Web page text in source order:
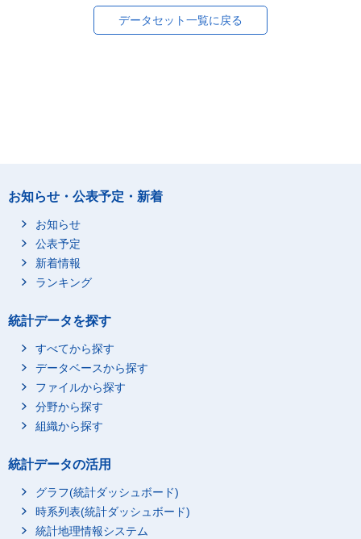
データセット一覧に戻る
お知らせ・公表予定・新着
お知らせ
公表予定
新着情報
ランキング
統計データを探す
すべてから探す
データベースから探す
ファイルから探す
分野から探す
組織から探す
統計データの活用
グラフ(統計ダッシュボード)
時系列表(統計ダッシュボード)
統計地理情報システム